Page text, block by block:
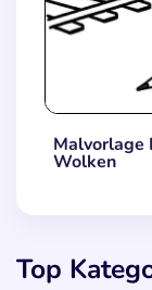
Malvorlage
Wolken
Top